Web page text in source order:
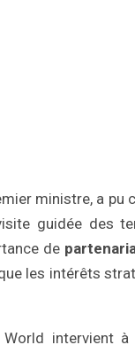
ministre, a
guidée des
de
les intérêts
intervient